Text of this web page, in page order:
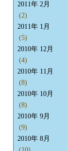
2011年 2月
(2)
2011年 1月
(5)
2010年 12月
(4)
2010年 11月
(8)
2010年 10月
(8)
2010年 9月
(9)
2010年 8月